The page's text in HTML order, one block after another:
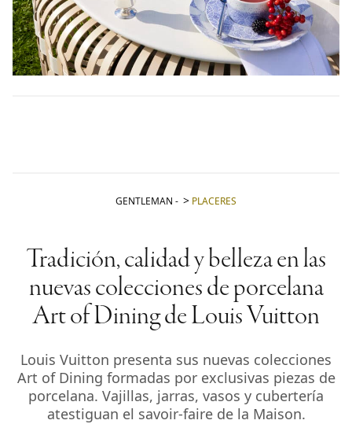
GENTLEMAN - PLACERES
Tradición, calidad y belleza en las
nuevas colecciones de porcelana
Art of Dining de Louis Vuitton
Louis Vuitton presenta sus nuevas colecciones
Art of Dining formadas por exclusivas piezas de
porcelana. Vajillas, jarras, vasos y cubertería
atestiguan el savoir-faire de la Maison.